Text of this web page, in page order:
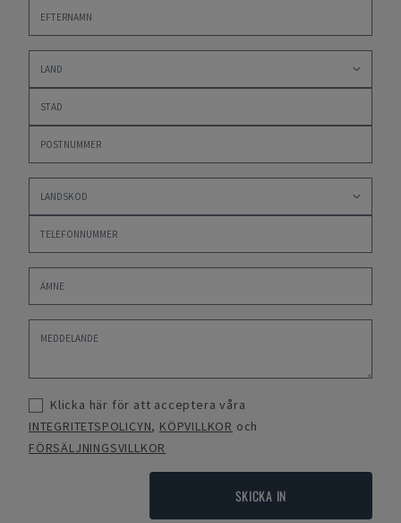
Klicka här för att acceptera våra
INTEGRITETSPOLICYN, KÖPVILLKOR och
FÖRSÄLJNINGSVILLKOR
SKICKA IN